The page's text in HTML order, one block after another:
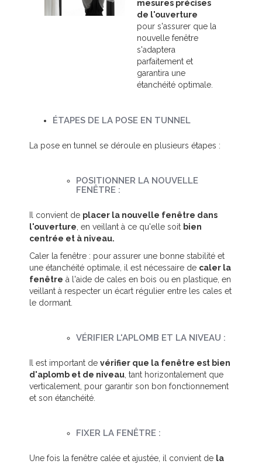
mesures précises
de l'ouverture
pour s'assurer que la
nouvelle fenêtre
s'adaptera
parfaitement et
garantira une
étanchéité optimale.
ÉTAPES DE LA POSE EN TUNNEL
La pose en tunnel se déroule en plusieurs étapes :
POSITIONNER LA NOUVELLE
FENÊTRE :
Il convient de placer la nouvelle fenêtre dans
l'ouverture, en veillant à ce qu'elle soit bien
centrée et à niveau.
Caler la fenêtre : pour assurer une bonne stabilité et
une étanchéité optimale, il est nécessaire de caler la
fenêtre à l'aide de cales en bois ou en plastique, en
veillant à respecter un écart régulier entre les cales et
le dormant.
VÉRIFIER L'APLOMB ET LA NIVEAU :
Il est important de vérifier que la fenêtre est bien
d'aplomb et de niveau, tant horizontalement que
verticalement, pour garantir son bon fonctionnement
et son étanchéité.
FIXER LA FENÊTRE :
Une fois la fenêtre calée et ajustée, il convient de la